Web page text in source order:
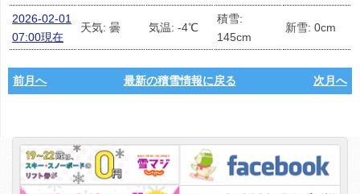
2026-02-01
07:00現在
天気: 曇 気温: -4℃
積雪:
145cm
新雪: 0cm
前月へ 最新の積雪情報に戻る 次月へ